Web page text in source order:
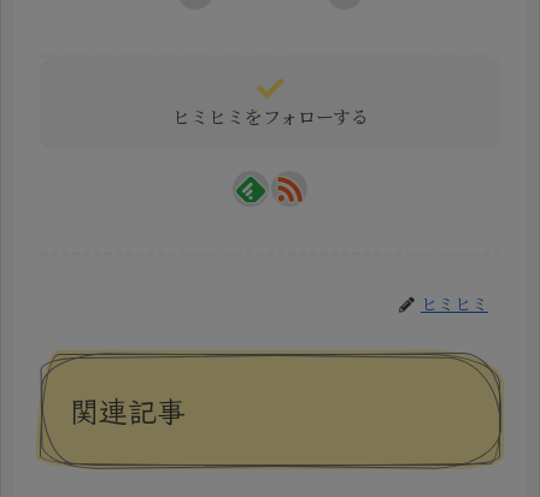
ヒミヒミをフォローする
ヒミヒミ
関連記事